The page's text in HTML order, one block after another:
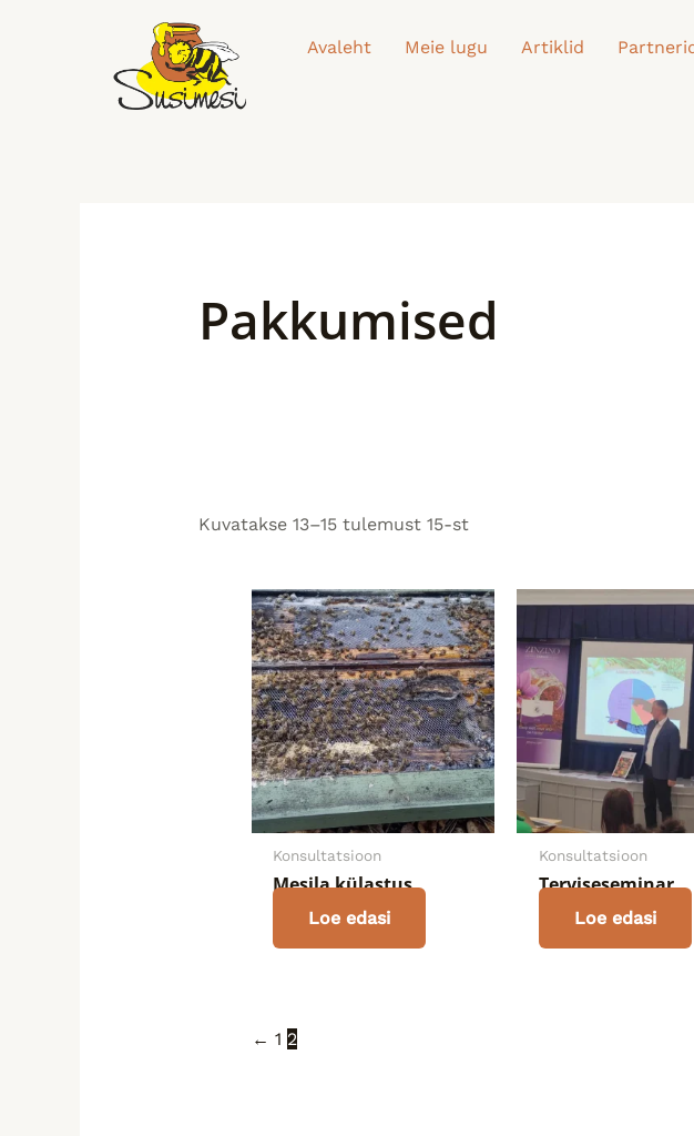
Avaleht Meie lugu Artiklid
Pakkumised
Kuvatakse 13–15 tulemust 15-st
Konsultatsioon
Mesila külastus
Loe edasi
Konsultatsioon
Terviseseminar
Loe edasi
← 1 2